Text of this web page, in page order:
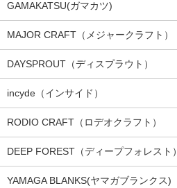
GAMAKATSU(ガマカツ)
MAJOR CRAFT（メジャークラフト）
DAYSPROUT（ディスプラウト）
incyde（インサイド）
RODIO CRAFT（ロデオクラフト）
DEEP FOREST（ディープフォレスト）
YAMAGA BLANKS(ヤマガブランクス)